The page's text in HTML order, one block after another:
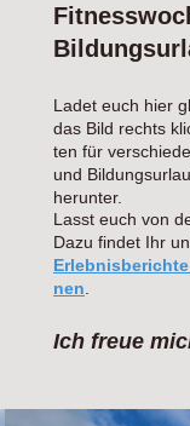
Ladet euch hier
das Bild rechts
ten für
und
herunter.
Lasst euch von
Dazu findet Ihr
nen
Ich freue